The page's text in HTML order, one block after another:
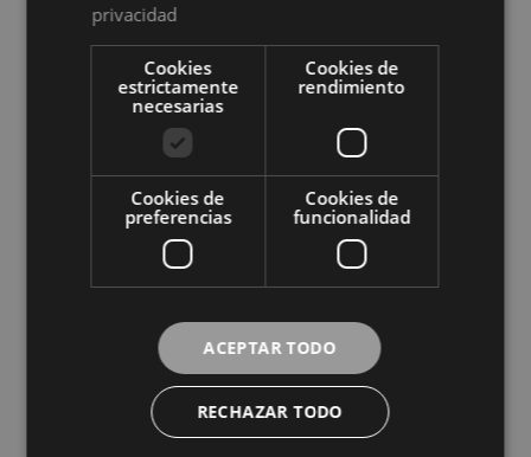
Impermeable Cotoblau
Ver precio
COMPRAR
Reversible Cotoblau
Ver precio
COMPRAR
Compra al por mayor en El
Mayorista del Textil
privacidad
Cookies
estrictamente
necesarias
Cookies de
rendimiento
Cookies de
preferencias
Cookies de
funcionalidad
ACEPTAR TODO
RECHAZAR TODO